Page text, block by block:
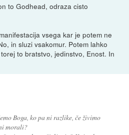
to Godhead, odraza cisto
vsega kar je potem ne
in sluzi vsakomur. Potem lahko
to bratstvo, jedinstvo, Enost. In
Boga, ko pa ni razlike, če živimo
morali?